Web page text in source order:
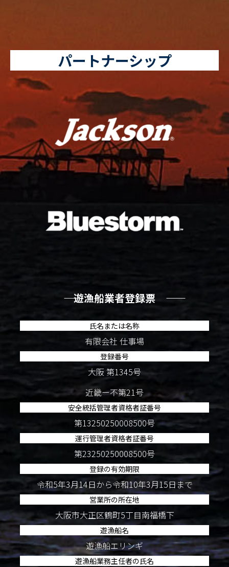
パートナーシップ
―― 遊漁船業者登録票 ――
氏名または名称
有限会社 仕事場
登録番号
大阪 第1345号
近畿ー不第21号
安全統括管理者資格者証番号
第13250250008500号
運行管理者資格者証番号
第23250250008500号
登録の有効期限
令和5年3月14日から令和10年3月15日まで
営業所の所在地
大阪市大正区鶴町5丁目南福橋下
遊漁船名
遊漁船エリンギ
遊漁船業務主任者の氏名